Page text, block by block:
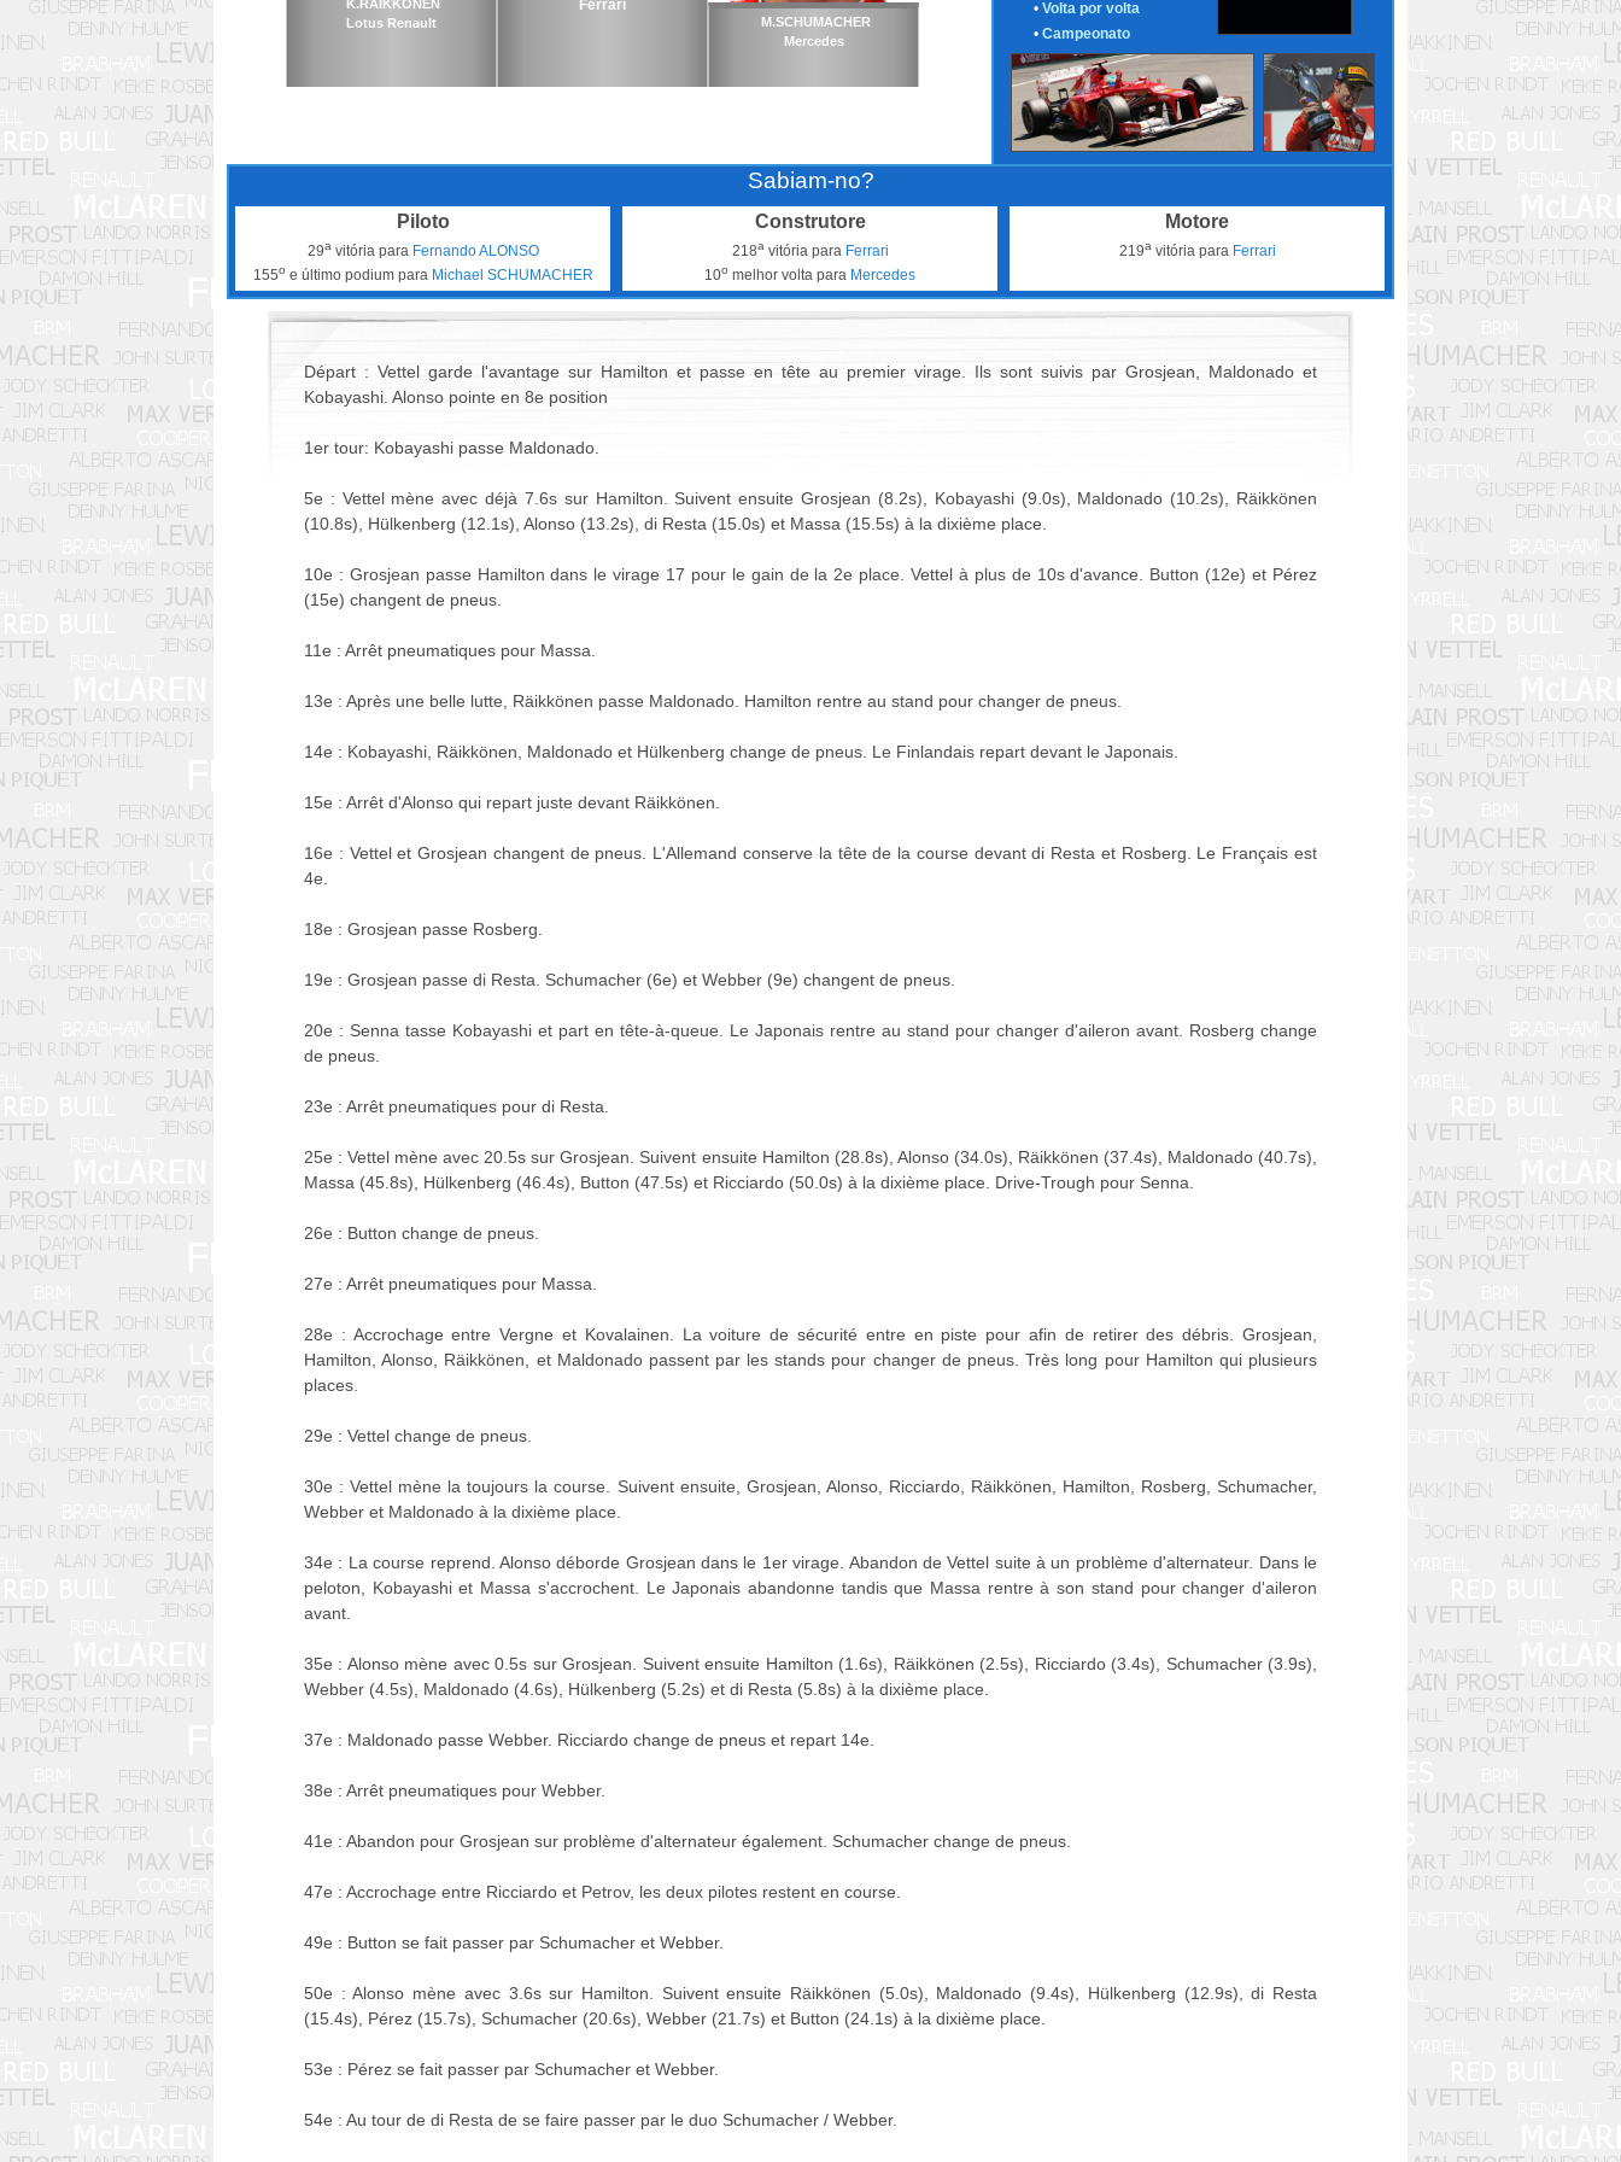
K.RAIKKONEN
Lotus Renault
Ferrari
M.SCHUMACHER
Mercedes
• Volta por volta
• Campeonato
Sabiam-no?
Piloto
29avitória para Fernando ALONSO
155o e último podium para Michael SCHUMACHER
Construtore
218avitória para Ferrari
10o melhor volta para Mercedes
Motore
219avitória para Ferrari
Départ : Vettel garde l'avantage sur Hamilton et passe en tête au premier virage. Ils sont suivis par Grosjean, Maldonado et
Kobayashi. Alonso pointe en 8e position
1er tour: Kobayashi passe Maldonado.
5e : Vettel mène avec déjà 7.6s sur Hamilton. Suivent ensuite Grosjean (8.2s), Kobayashi (9.0s), Maldonado (10.2s), Räikkönen
(10.8s), Hülkenberg (12.1s), Alonso (13.2s), di Resta (15.0s) et Massa (15.5s) à la dixième place.
10e : Grosjean passe Hamilton dans le virage 17 pour le gain de la 2e place. Vettel à plus de 10s d'avance. Button (12e) et Pérez
(15e) changent de pneus.
11e : Arrêt pneumatiques pour Massa.
13e : Après une belle lutte, Räikkönen passe Maldonado. Hamilton rentre au stand pour changer de pneus.
14e : Kobayashi, Räikkönen, Maldonado et Hülkenberg change de pneus. Le Finlandais repart devant le Japonais.
15e : Arrêt d'Alonso qui repart juste devant Räikkönen.
16e : Vettel et Grosjean changent de pneus. L'Allemand conserve la tête de la course devant di Resta et Rosberg. Le Français est
4e.
18e : Grosjean passe Rosberg.
19e : Grosjean passe di Resta. Schumacher (6e) et Webber (9e) changent de pneus.
20e : Senna tasse Kobayashi et part en tête-à-queue. Le Japonais rentre au stand pour changer d'aileron avant. Rosberg change
de pneus.
23e : Arrêt pneumatiques pour di Resta.
25e : Vettel mène avec 20.5s sur Grosjean. Suivent ensuite Hamilton (28.8s), Alonso (34.0s), Räikkönen (37.4s), Maldonado (40.7s),
Massa (45.8s), Hülkenberg (46.4s), Button (47.5s) et Ricciardo (50.0s) à la dixième place. Drive-Trough pour Senna.
26e : Button change de pneus.
27e : Arrêt pneumatiques pour Massa.
28e : Accrochage entre Vergne et Kovalainen. La voiture de sécurité entre en piste pour afin de retirer des débris. Grosjean,
Hamilton, Alonso, Räikkönen, et Maldonado passent par les stands pour changer de pneus. Très long pour Hamilton qui plusieurs
places.
29e : Vettel change de pneus.
30e : Vettel mène la toujours la course. Suivent ensuite, Grosjean, Alonso, Ricciardo, Räikkönen, Hamilton, Rosberg, Schumacher,
Webber et Maldonado à la dixième place.
34e : La course reprend. Alonso déborde Grosjean dans le 1er virage. Abandon de Vettel suite à un problème d'alternateur. Dans le
peloton, Kobayashi et Massa s'accrochent. Le Japonais abandonne tandis que Massa rentre à son stand pour changer d'aileron
avant.
35e : Alonso mène avec 0.5s sur Grosjean. Suivent ensuite Hamilton (1.6s), Räikkönen (2.5s), Ricciardo (3.4s), Schumacher (3.9s),
Webber (4.5s), Maldonado (4.6s), Hülkenberg (5.2s) et di Resta (5.8s) à la dixième place.
37e : Maldonado passe Webber. Ricciardo change de pneus et repart 14e.
38e : Arrêt pneumatiques pour Webber.
41e : Abandon pour Grosjean sur problème d'alternateur également. Schumacher change de pneus.
47e : Accrochage entre Ricciardo et Petrov, les deux pilotes restent en course.
49e : Button se fait passer par Schumacher et Webber.
50e : Alonso mène avec 3.6s sur Hamilton. Suivent ensuite Räikkönen (5.0s), Maldonado (9.4s), Hülkenberg (12.9s), di Resta
(15.4s), Pérez (15.7s), Schumacher (20.6s), Webber (21.7s) et Button (24.1s) à la dixième place.
53e : Pérez se fait passer par Schumacher et Webber.
54e : Au tour de di Resta de se faire passer par le duo Schumacher / Webber.